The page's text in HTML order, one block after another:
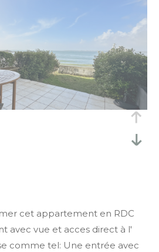
cet appartement en RDC
avec vue et acces direct à l'
comme tel: Une entrée avec